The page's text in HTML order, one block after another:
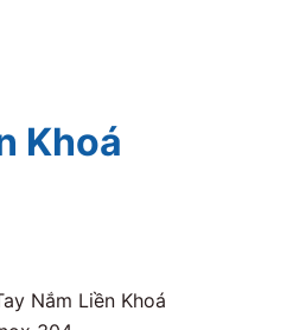
Khoá
Nắm Liền Khoá